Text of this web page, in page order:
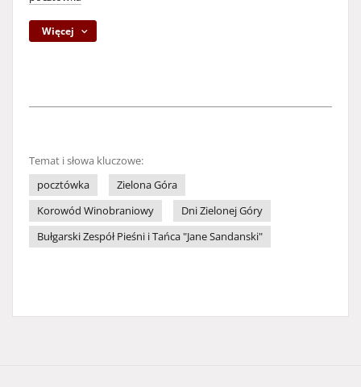
Więcej
Temat i słowa kluczowe:
pocztówka
Zielona Góra
Korowód Winobraniowy
Dni Zielonej Góry
Bułgarski Zespół Pieśni i Tańca "Jane Sandanski"